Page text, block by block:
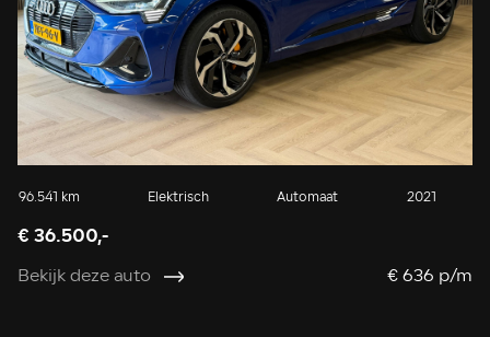
96.541 km Elektrisch Automaat 2021
€ 36.500,-
Bekijk deze auto € 636 p/m